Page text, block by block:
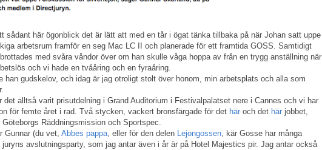
sådant här ögonblick det är lätt att med en tår i ögat tänka tillbaka på när Johan satt uppe
arbetsrum framför en seg Mac LC II och planerade för ett framtida GOSS. Samtidigt
med svåra våndor över om han skulle våga hoppa av från en trygg anställning när
och vi hade en tvååring och en fyraåring.
han gudskelov, och idag är jag otroligt stolt över honom, min arbetsplats och alla som
det alltså varit prisutdelning i Grand Auditorium i Festivalpalatset nere i Cannes och vi har
för femte året i rad. Två stycken, vackert bronsfärgade för det här och det här jobbet,
Göteborgs Räddningsmission och Sportspec.
Gunnar (du vet, Abbes pappa, eller för den delen Lejongossen, kär Gosse har många
juryns avslutningsparty, som jag antar även i år är på Hotel Majestics pir. Jag antar också